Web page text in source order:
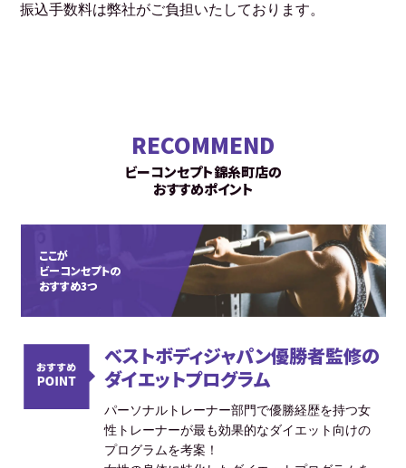
振込手数料は弊社がご負担いたしております。
RECOMMEND
ビーコンセプト錦糸町店の
おすすめポイント
ここが
ビーコンセプトの
おすすめ3つ
ベストボディジャパン優勝者監修の
ダイエットプログラム
パーソナルトレーナー部門で優勝経歴を持つ女
性トレーナーが最も効果的なダイエット向けの
プログラムを考案！